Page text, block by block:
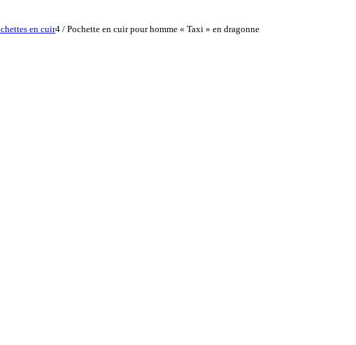
en cuir4 / Pochette en cuir pour homme « Taxi » en dragonne